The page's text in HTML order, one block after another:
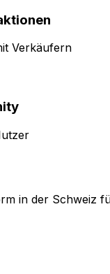
Verkäufern
in der Schweiz